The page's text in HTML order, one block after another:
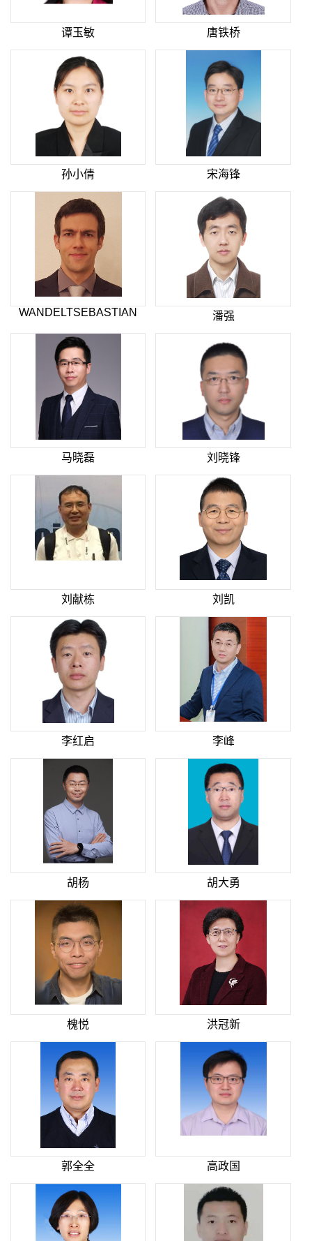
谭玉敏 唐铁桥
孙小倩 宋海锋
WANDELTSEBASTIAN 潘强
马晓磊 刘晓锋
刘献栋 刘凯
李红启 李峰
胡杨 胡大勇
槐悦 洪冠新
郭全全 高政国